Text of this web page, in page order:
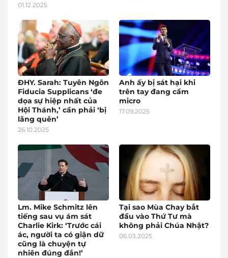
01.12.2025
ĐHY. Sarah: Tuyên Ngôn
Fiducia Supplicans ‘đe
dọa sự hiệp nhất của
Hội Thánh,’ cần phải ‘bị
lãng quên’
26.10.2025
Anh ấy bị sát hại khi
trên tay đang cầm
micro
17.09.2025
Lm. Mike Schmitz lên
tiếng sau vụ ám sát
Charlie Kirk: ‘Trước cái
ác, người ta có giận dữ
cũng là chuyện tự
nhiên đúng đắn!’
Tại sao Mùa Chay bắt
đầu vào Thứ Tư mà
không phải Chúa Nhật?
06.03.2025